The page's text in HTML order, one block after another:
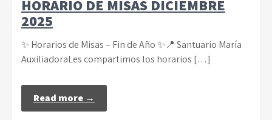
HORARIO DE MISAS DICIEMBRE
2025
✨ Horarios de Misas – Fin de Año ✨📍 Santuario María
AuxiliadoraLes compartimos los horarios […]
Read more →